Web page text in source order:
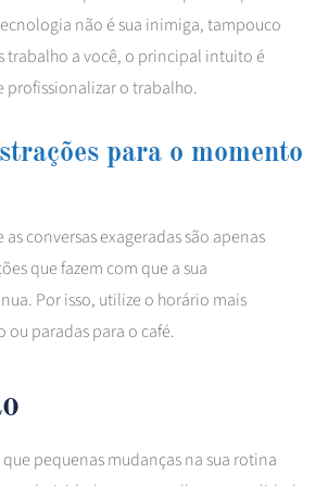
não é sua inimiga, tampouco
trabalho a você, o principal intuito é
profissionalizar o trabalho.
para o momento
conversas exageradas são apenas
que fazem com que a sua
Por isso, utilize o horário mais
paradas para o café.
que pequenas mudanças na sua rotina